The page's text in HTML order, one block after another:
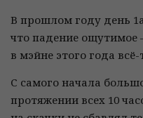
В прошлом году день
что падение ощутимое
в мэйне этого года
С самого начала
протяжении всех 10